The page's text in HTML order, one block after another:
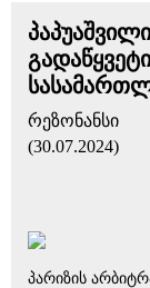
რეზონანსი
(30.07.2024)
პარიზის